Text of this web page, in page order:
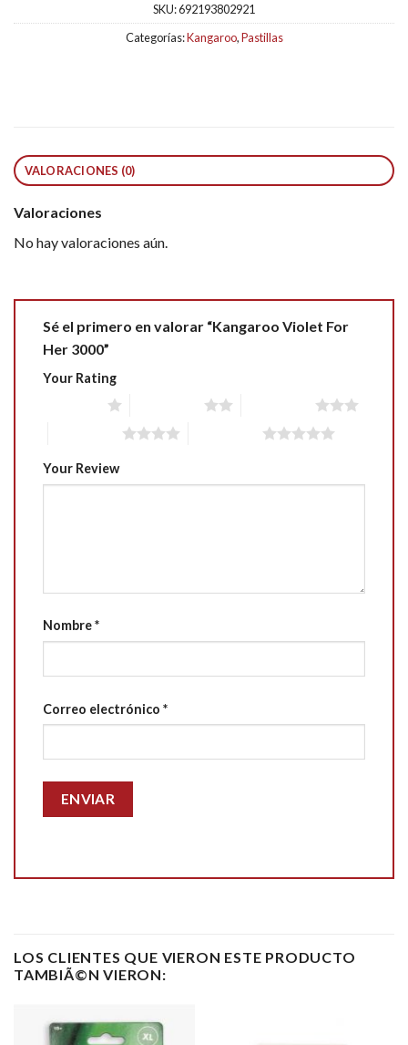
SKU:692193802921
Categorías:Kangaroo,Pastillas
VALORACIONES (0)
Valoraciones
No hay valoraciones aún.
Sé el primero en valorar “Kangaroo Violet For
Her 3000”
Your Rating
Your Review
Nombre*
Correo electrónico *
LOS CLIENTES QUE VIERON ESTE PRODUCTO
TAMBIÃ©N VIERON: